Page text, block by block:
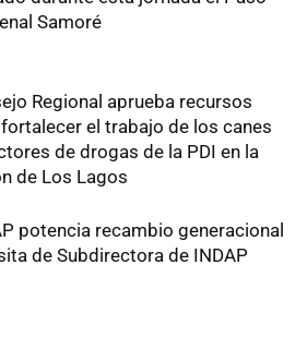
Samoré
Regional aprueba recursos
el trabajo de los canes
de drogas de la PDI en la
de Los Lagos
potencia recambio generacional
de Subdirectora de INDAP